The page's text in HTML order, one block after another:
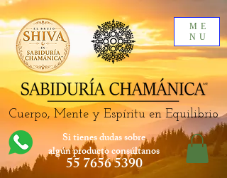
ME
NU
Cuerpo, Mente y Espíritu en Equilibrio
Si tienes dudas sobre
algún productoconsúltanos
55 7656 5390